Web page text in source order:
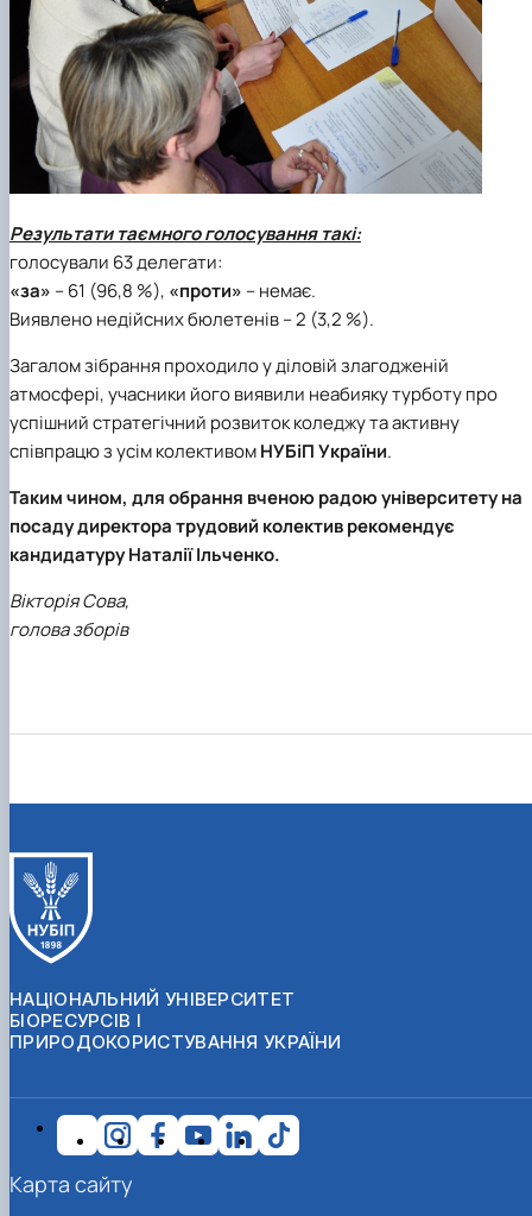
Результати таємного голосування такі:
голосували 63 делегати:
«за» – 61 (96,8 %), «проти» – немає.
Виявлено недійсних бюлетенів – 2 (3,2 %).
Загалом зібрання проходило у діловій злагодженій
атмосфері, учасники його виявили неабияку турботу про
успішний стратегічний розвиток коледжу та активну
співпрацю з усім колективомНУБіП України.
Таким чином, для обрання вченою радою університету на
посаду директора трудовий колектив рекомендує
кандидатуру Наталії Ільченко.
Вікторія Сова,
голова зборів
НАЦІОНАЛЬНИЙ УНІВЕРСИТЕТ
БІОРЕСУРСІВ І
ПРИРОДОКОРИСТУВАННЯ УКРАЇНИ
Карта сайту